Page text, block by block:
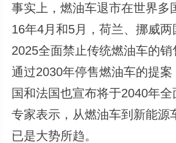
事实上，燃油车退市在世界多
16年4月和5月，荷兰、挪威
2025全面禁止传统燃油车的销
通过2030年停售燃油车的提
国和法国也宣布将于2040年全
专家表示，从燃油车到新能源
已是大势所趋。